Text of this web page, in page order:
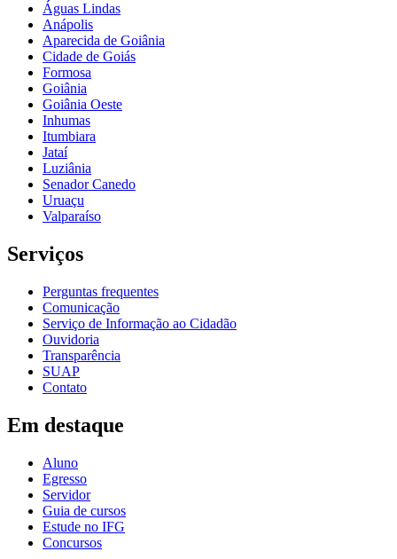
Águas Lindas
Anápolis
Aparecida de Goiânia
Cidade de Goiás
Formosa
Goiânia
Goiânia Oeste
Inhumas
Itumbiara
Jataí
Luziânia
Senador Canedo
Uruaçu
Valparaíso
Serviços
Perguntas frequentes
Comunicação
Serviço de Informação ao Cidadão
Ouvidoria
Transparência
SUAP
Contato
Em destaque
Aluno
Egresso
Servidor
Guia de cursos
Estude no IFG
Concursos